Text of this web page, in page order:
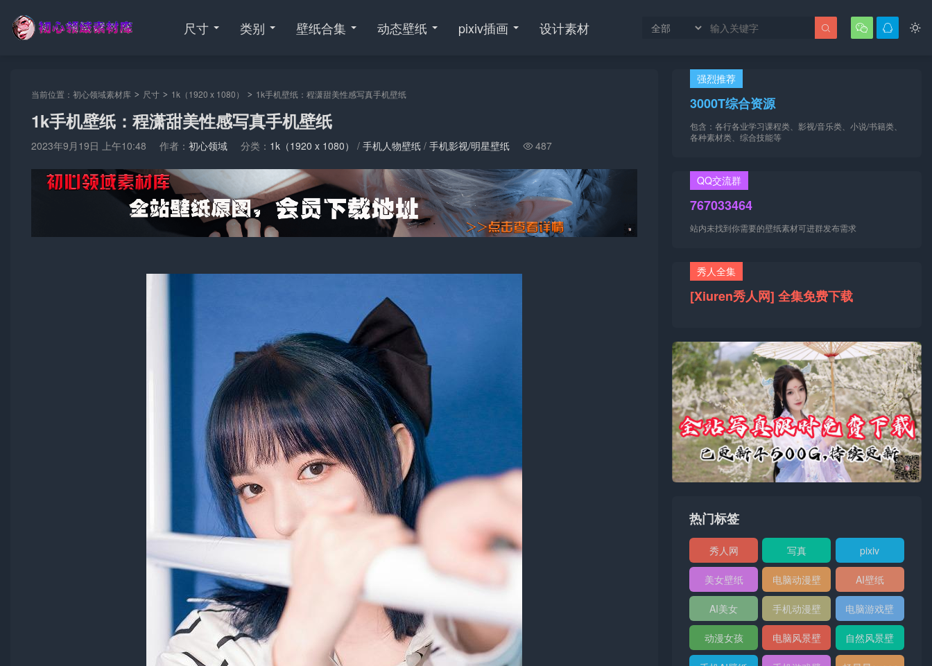
尺寸 类别 壁纸合集 动态壁纸 pixiv插画 设计素材 
 

当前位置： 初心领域素材库 > 尺寸 > 1k（1920 x 1080） > 1k手机壁纸：程潇甜美性感写真手机壁纸
1k手机壁纸：程潇甜美性感写真手机壁纸
2023年9月19日 上午10:48 作者： 初心领域 分类： 1k（1920 x 1080） / 手机人物壁纸 / 手机影视/明星壁纸  487
强烈推荐
3000T综合资源
包含：各行各业学习课程类、影视/音乐类、小说/书籍类、
各种素材类、综合技能等
QQ交流群
767033464
站内未找到你需要的壁纸素材可进群发布需求
秀人全集
[Xiuren秀人网] 全集免费下载
热门标签
秀人网
XIUREN
写真 pixiv
美女壁纸
电脑动漫壁
纸
AI壁纸
AI美女
手机动漫壁
纸
电脑游戏壁
纸
动漫女孩
电脑风景壁
纸
自然风景壁
纸